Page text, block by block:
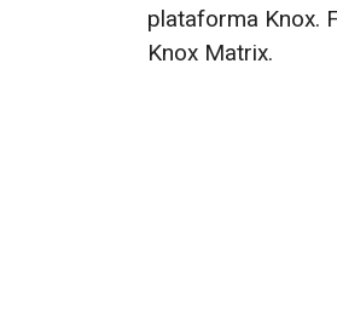
plataforma Knox.
Knox Matrix.